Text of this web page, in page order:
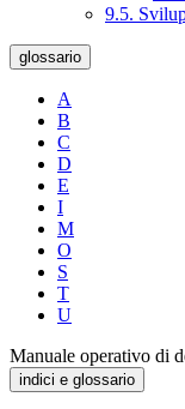
9.5.
glossario
A
B
C
D
E
I
M
O
S
T
U
Manuale operativo di
indici e glossario